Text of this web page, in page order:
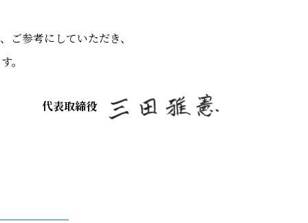
参考にしていただき、
。
代表取締役